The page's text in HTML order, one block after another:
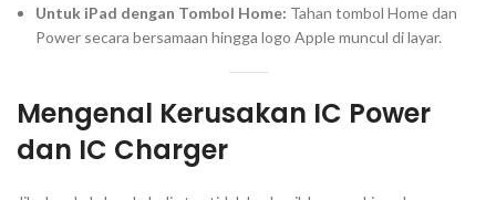
Untuk iPad dengan Tombol Home: Tahan tombol Home dan
Power secara bersamaan hingga logo Apple muncul di layar.
Mengenal Kerusakan IC Power
dan IC Charger